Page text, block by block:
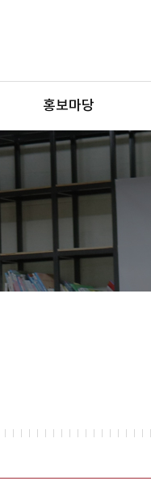
홍보마당